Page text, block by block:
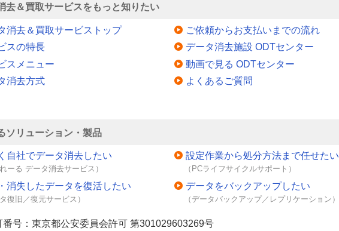
去＆買取サービスをもっと知りたい
消去＆買取サービストップ
スの特長
スメニュー
消去方式
ご依頼からお支払いまでの流れ
データ消去施設 ODTセンター
動画で見る ODTセンター
よくあるご質問
ソリューション・製品
自社でデータ消去したい
れーる データ消去サービス）
消失したデータを復活したい
タ復旧／復元サービス）
設定作業から処分方法まで任せたい
（PCライフサイクルサポート）
データをバックアップしたい
（データバックアップ／レプリケーション）
番号：東京都公安委員会許可 第301029603269号